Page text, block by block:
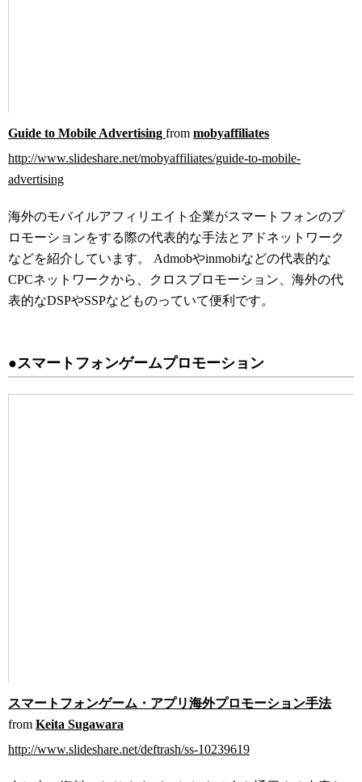
Guide to Mobile Advertising from mobyaffiliates
http://www.slideshare.net/mobyaffiliates/guide-to-mobile-
advertising
海外のモバイルアフィリエイト企業がスマートフォンのプ
ロモーションをする際の代表的な手法とアドネットワーク
などを紹介しています。 Admobやinmobiなどの代表的な
CPCネットワークから、クロスプロモーション、海外の代
表的なDSPやSSPなどものっていて便利です。
●スマートフォンゲームプロモーション
スマートフォンゲーム・アプリ海外プロモーション手法
from Keita Sugawara
http://www.slideshare.net/deftrash/ss-10239619